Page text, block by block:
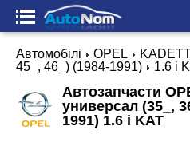
Автомобілі OPEL
45_, 46_) (1984-1991)
1.6 i
Автозапчасти
универсал (35_,
1991) 1.6 i KAT